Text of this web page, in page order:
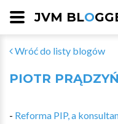
JVM BLO
Wróć do listy blogów
PIOTR
- Reforma PIP, a